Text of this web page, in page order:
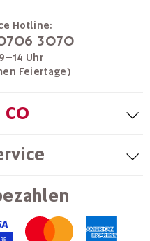
Hotline:
3070
Uhr
Feiertage)